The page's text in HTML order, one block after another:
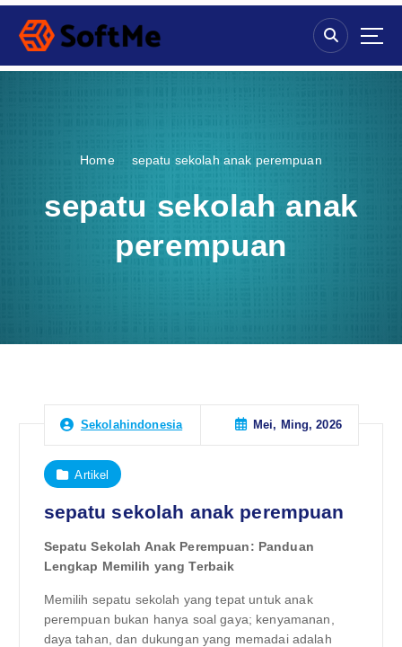
S
p
Home sepatu sekolah anak perempuan
sepatu sekolah anak
perempuan
Sekolahindonesia Mei, Ming, 2026
Artikel
sepatu sekolah anak perempuan
Sepatu Sekolah Anak Perempuan: Panduan
Lengkap Memilih yang Terbaik
Memilih sepatu sekolah yang tepat untuk anak
perempuan bukan hanya soal gaya; kenyamanan,
daya tahan, dan dukungan yang memadai adalah